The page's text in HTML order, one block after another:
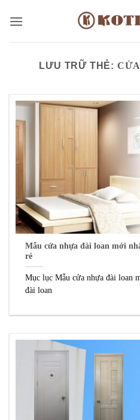
qua
LƯU TRỮ THẺ:
Mẫu cửa nhựa đài loan mới
rẻ
Mục lục Mẫu cửa nhựa đài loan
đài loan